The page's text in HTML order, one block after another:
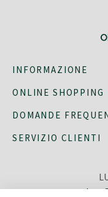
INFORMAZIONE
ONLINE SHOPPING
DOMANDE
SERVIZIO CLIENTI